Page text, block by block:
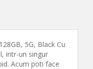
5G, Black Cu
intr-un singur
Acum poti face